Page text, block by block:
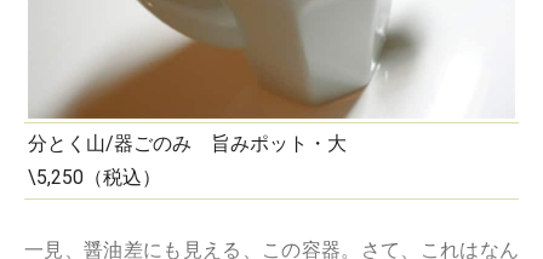
分とく山/器ごのみ 旨みポット・大
\5,250（税込）
一見、醤油差にも見える、この容器。さて、これはなん